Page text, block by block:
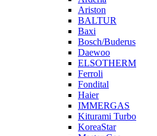
Ariston
BALTUR
Baxi
Bosch/Buderus
Daewoo
ELSOTHERM
Ferroli
Fondital
Haier
IMMERGAS
Kiturami Turbo
KoreaStar